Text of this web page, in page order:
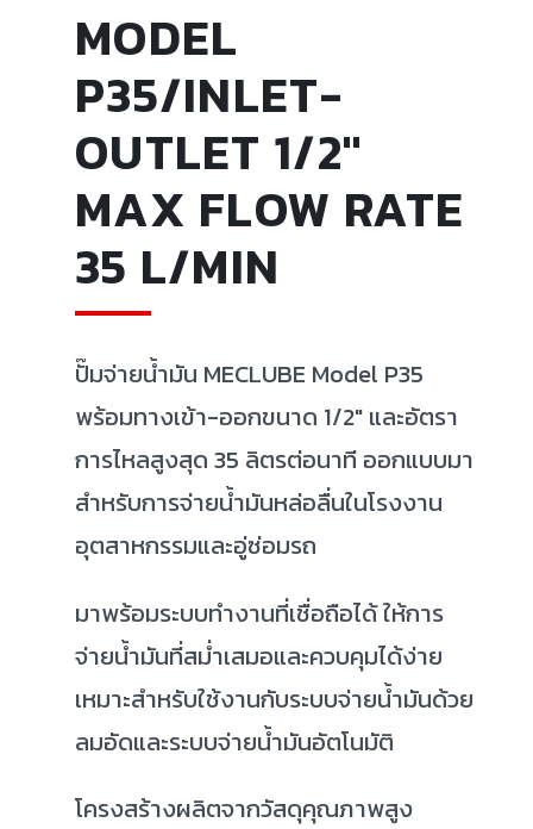
MODEL
P35/INLET-
OUTLET 1/2"
MAX FLOW RATE
35 L/MIN
ปั๊มจ่ายน้ำมัน MECLUBE Model P35
พร้อมทางเข้า-ออกขนาด 1/2" และอัตรา
การไหลสูงสุด 35 ลิตรต่อนาที ออกแบบมา
สำหรับการจ่ายน้ำมันหล่อลื่นในโรงงาน
อุตสาหกรรมและอู่ซ่อมรถ
มาพร้อมระบบทำงานที่เชื่อถือได้ ให้การ
จ่ายน้ำมันที่สม่ำเสมอและควบคุมได้ง่าย
เหมาะสำหรับใช้งานกับระบบจ่ายน้ำมันด้วย
ลมอัดและระบบจ่ายน้ำมันอัตโนมัติ
โครงสร้างผลิตจากวัสดุคุณภาพสูง